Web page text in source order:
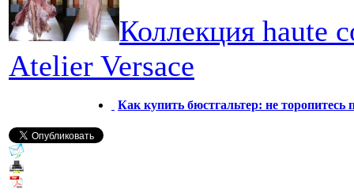
Коллекция haute
Atelier Versace
Как купить бюстгальтер: не торопитесь